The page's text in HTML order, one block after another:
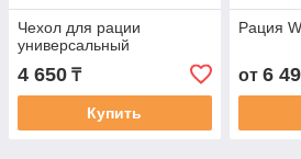
Чехол для рации
универсальный
4 650 ₸
Купить
Рация
от 6